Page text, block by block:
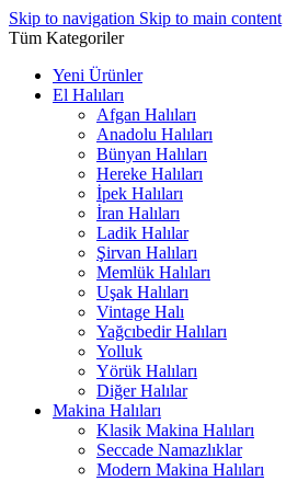
Skip to navigation Skip to main content
Tüm Kategoriler
Yeni Ürünler
El Halıları
Afgan Halıları
Anadolu Halıları
Bünyan Halıları
Hereke Halıları
İpek Halıları
İran Halıları
Ladik Halılar
Şirvan Halıları
Memlük Halıları
Uşak Halıları
Vintage Halı
Yağcıbedir Halıları
Yolluk
Yörük Halıları
Diğer Halılar
Makina Halıları
Klasik Makina Halıları
Seccade Namazlıklar
Modern Makina Halıları